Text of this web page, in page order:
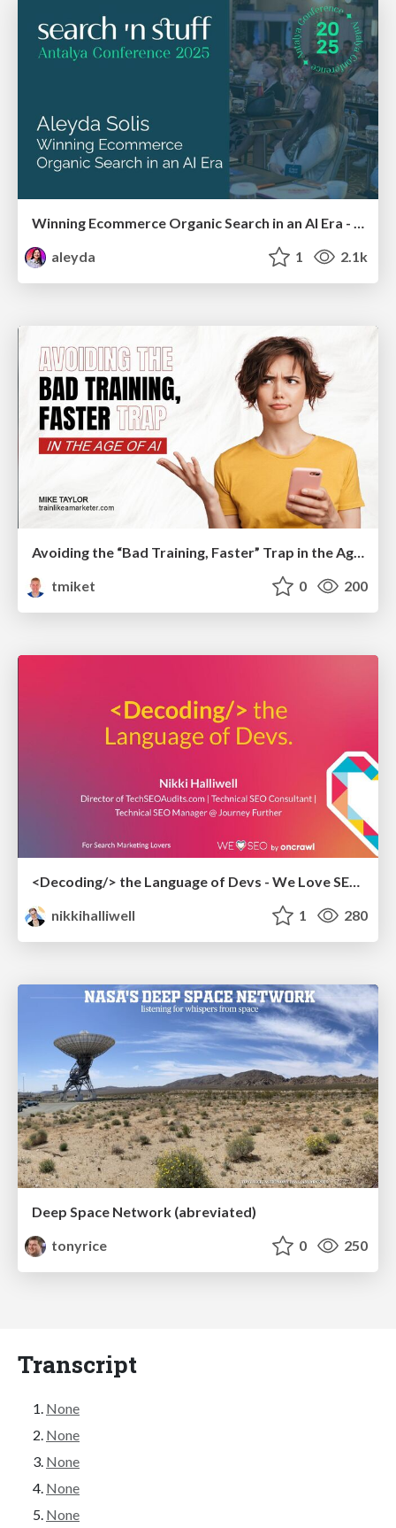
aleyda
1 2.1k
Avoiding the “Bad Training, Faster” Trap in the Age of AI
tmiket
0 200
<Decoding/> the Language of Devs - We Love SEO 2024
nikkihalliwell
1 280
Deep Space Network (abreviated)
tonyrice
0 250
Transcript
None
None
None
None
None